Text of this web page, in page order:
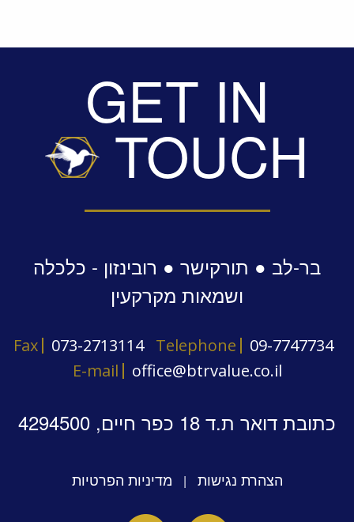
GET IN
TOUCH
בר-לב ● תורקישר ● רובינזון - כלכלה
ושמאות מקרקעין
Fax 073-2713114 Telephone
09-7747734
E-mail
office@btrvalue.co.il
כתובת דואר ת.ד 18 כפר חיים, 4294500
הצהרת נגישות | מדיניות הפרטיות